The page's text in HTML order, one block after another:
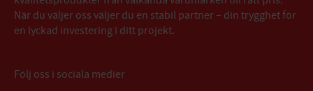
När du väljer oss väljer du en stabil partner – din trygghet för
en lyckad investering i ditt projekt.
Följ oss i sociala medier